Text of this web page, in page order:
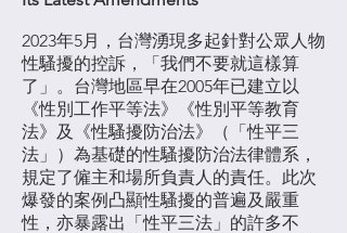
2023年5月，台灣湧現多起針對公眾人物
性騷擾的控訴，「我們不要就這樣算
了」。台灣地區早在2005年已建立以
《性別工作平等法》《性別平等教育
法》及《性騷擾防治法》（「性平三
法」）為基礎的性騷擾防治法律體系，
規定了僱主和場所負責人的責任。此次
爆發的案例凸顯性騷擾的普遍及嚴重
性，亦暴露出「性平三法」的許多不